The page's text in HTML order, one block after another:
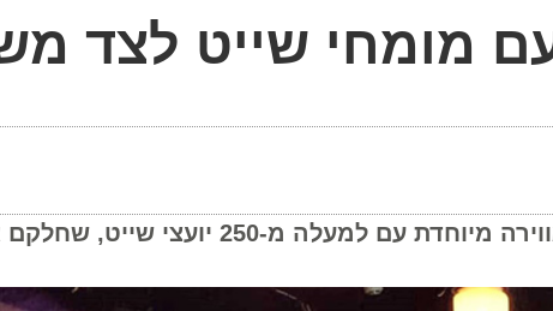
מומחי שייט לצד
המפגשים התקיימו בפאבים ובברים טרנדיים, באווירה מיוחדת עם למעלה מ-250 יועצי שייט,